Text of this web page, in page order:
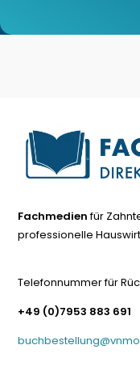
Fachmedienfür
professionelle
Telefonnummer für
+49 (0)7953 883 691